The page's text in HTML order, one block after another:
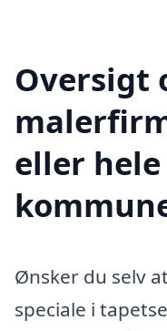
Oversigt
eller hele
Ønsker du selv
speciale i